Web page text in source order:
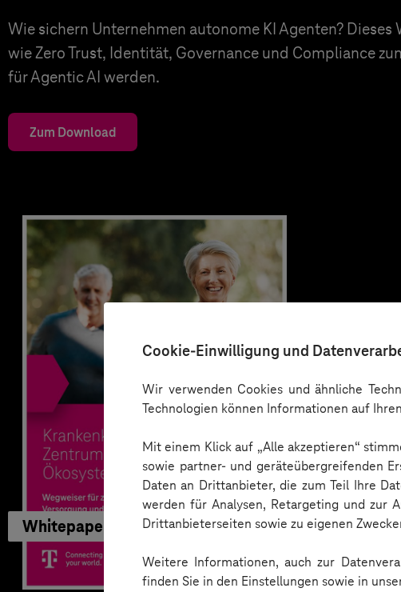
Cookie-Einwilligung und
Wir verwenden Cookies und ähnliche
Technologien können Informationen auf
Mit einem Klick auf „Alle akzeptieren“
sowie partner- und geräteübergreifenden
Daten an Drittanbieter, die zum Teil Ihre
werden für Analysen, Retargeting und zur
Drittanbieterseiten sowie zu eigenen
Weitere Informationen, auch zur
finden Sie in den Einstellungen sowie in
Wie sichern Unternehmen autonome KI Agenten? Dieses
wie Zero Trust, Identität, Governance und Compliance
für Agentic AI werden.
Zum Download
Whitepaper